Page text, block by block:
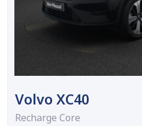
Volvo XC40
Recharge Core